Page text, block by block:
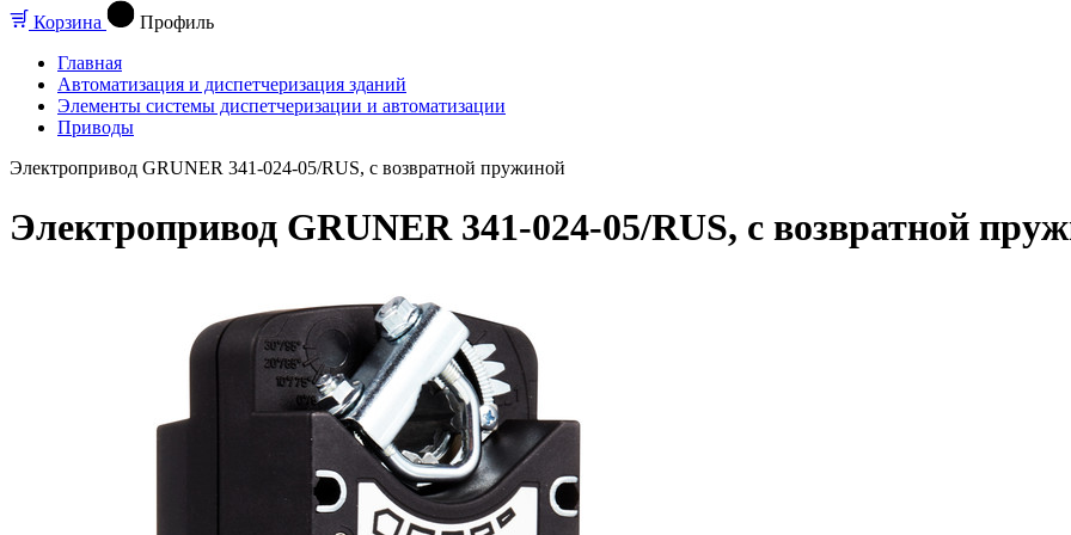
Корзина
Профиль
Главная
Автоматизация и диспетчеризация зданий
Элементы системы диспетчеризации и автоматизации
Приводы
Электропривод GRUNER 341-024-05/RUS, с возвратной пружиной
Электропривод GRUNER 341-024-05/RUS, с возвратной